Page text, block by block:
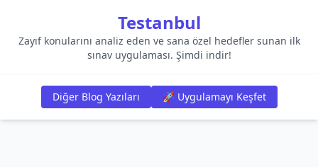
Testanbul
Zayıf konularını analiz eden ve sana özel hedefler sunan ilk
sınav uygulaması. Şimdi indir!
Diğer Blog Yazıları 🚀 Uygulamayı Keşfet